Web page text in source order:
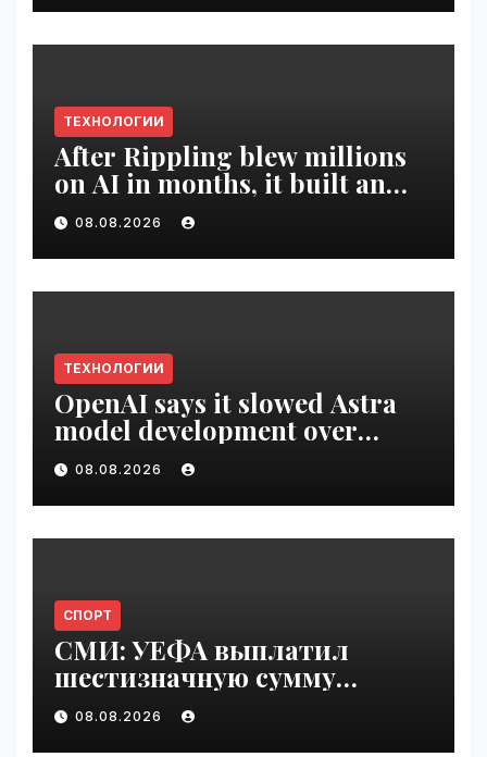
ТЕХНОЛОГИИ
After Rippling blew millions
on AI in months, it built an
employee ROI tool |
VseTime.ru
08.08.2026
ТЕХНОЛОГИИ
OpenAI says it slowed Astra
model development over
security concerns | VseTime.ru
08.08.2026
СПОРТ
СМИ: УЕФА выплатил
шестизначную сумму
любовнице Инфантино |
VseTime.ru
08.08.2026